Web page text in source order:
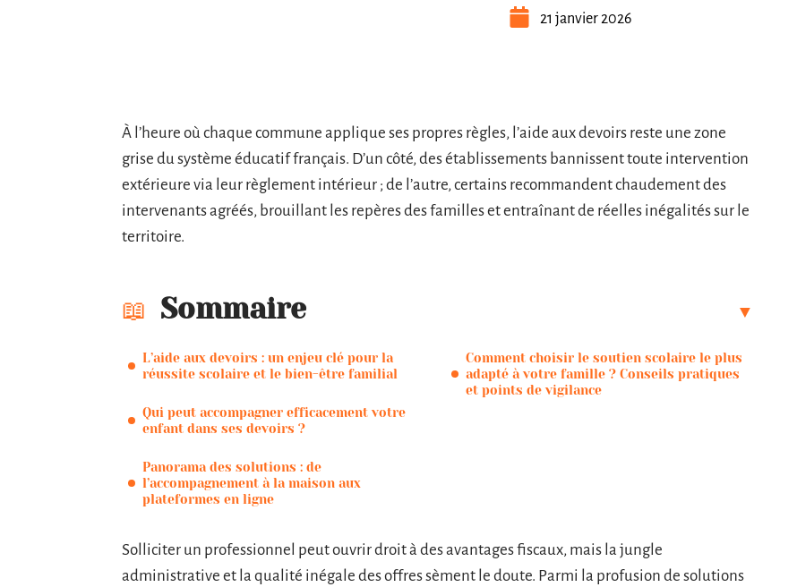
21 janvier 2026
À l’heure où chaque commune applique ses propres règles, l’aide aux devoirs reste une zone
grise du système éducatif français. D’un côté, des établissements bannissent toute intervention
extérieure via leur règlement intérieur ; de l’autre, certains recommandent chaudement des
intervenants agréés, brouillant les repères des familles et entraînant de réelles inégalités sur le
territoire.
Sommaire
L’aide aux devoirs : un enjeu clé pour la
réussite scolaire et le bien-être familial
Qui peut accompagner efficacement votre
enfant dans ses devoirs ?
Panorama des solutions : de
l’accompagnement à la maison aux
plateformes en ligne
Comment choisir le soutien scolaire le plus
adapté à votre famille ? Conseils pratiques
et points de vigilance
Solliciter un professionnel peut ouvrir droit à des avantages fiscaux, mais la jungle
administrative et la qualité inégale des offres sèment le doute. Parmi la profusion de solutions